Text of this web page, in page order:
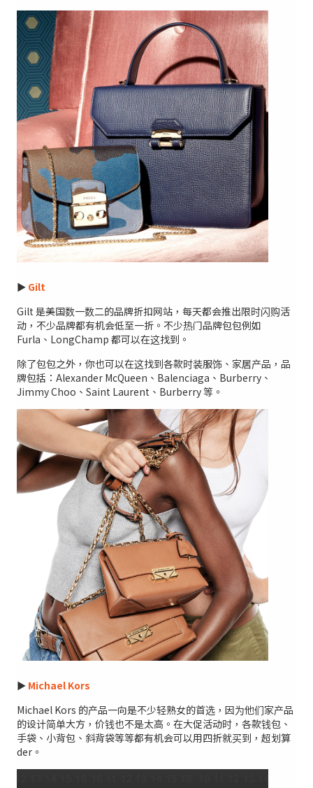
► Gilt
Gilt 是美国数一数二的品牌折扣网站，每天都会推出限时闪购活
动，不少品牌都有机会低至一折。不少热门品牌包包例如
Furla、LongChamp 都可以在这找到。
除了包包之外，你也可以在这找到各款时装服饰、家居产品，品
牌包括：Alexander McQueen、Balenciaga、Burberry、
Jimmy Choo、Saint Laurent、Burberry 等。
► Michael Kors
Michael Kors 的产品一向是不少轻熟女的首选，因为他们家产品
的设计简单大方，价钱也不是太高。在大促活动时，各款钱包、
手袋、小背包、斜背袋等等都有机会可以用四折就买到，超划算
der。